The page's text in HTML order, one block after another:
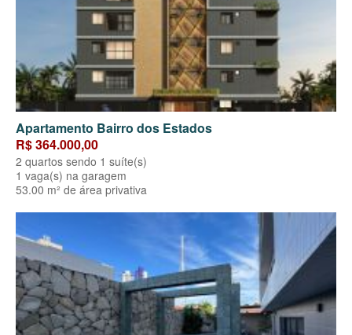
Apartamento Bairro dos Estados
R$ 364.000,00
2 quartos sendo 1 suíte(s)
1 vaga(s) na garagem
53.00 m² de área privativa